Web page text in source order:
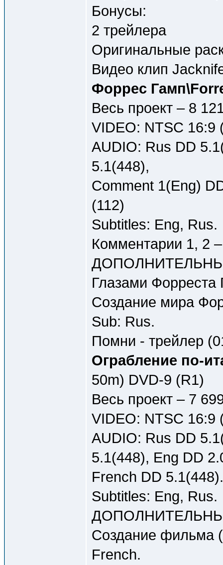
Бонусы:
2 трейлера
Оригинальные
Видео клип
Форрес
Весь проект – 8
VIDEO: NTSC 16:9
AUDIO: Rus DD
5.1(448),
Comment 1(Eng)
(112)
Subtitles: Eng, Rus.
Комментарии 1, 2
Глазами Форреста
Создание мира
Sub: Rus.
Помни - трейлер
Ограбление по-
50m) DVD-9 (R1)
Весь проект – 7
VIDEO: NTSC 16:9
AUDIO: Rus DD
5.1(448), Eng DD
French DD 5.1(448).
Subtitles: Eng, Rus.
Создание фильма
French.